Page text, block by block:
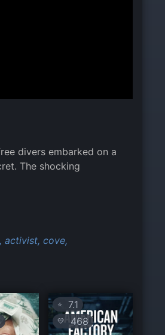
divers embarked on a
The shocking
activist, cove,
⭐ 7.1
💛 468